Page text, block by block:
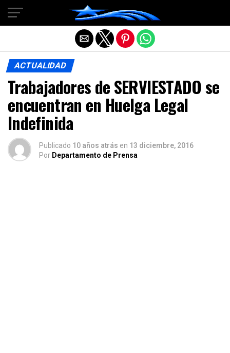
ACTUALIDAD
Trabajadores de SERVIESTADO se
encuentran en Huelga Legal
Indefinida
Publicado 10 años atrás en 13 diciembre, 2016
Por Departamento de Prensa
Salir de la versión móvil